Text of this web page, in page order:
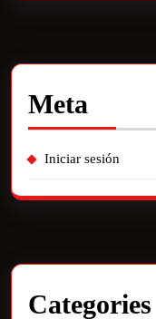
Meta
Iniciar sesión
Categories